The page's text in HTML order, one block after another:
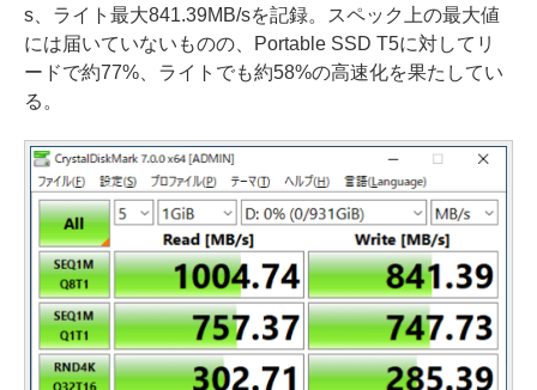
s、ライト最大841.39MB/sを記録。スペック上の最大値
には届いていないものの、Portable SSD T5に対してリ
ードで約77%、ライトでも約58%の高速化を果たしてい
る。